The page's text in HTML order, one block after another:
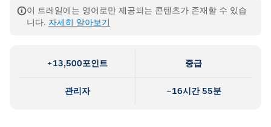
이 트레일에는 영어로만 제공되는 콘텐츠가 존재할 수 있습
니다. 자세히 알아보기
+13,500포인트 중급
관리자 ~16시간 55분